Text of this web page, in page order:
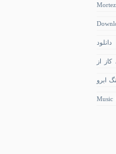
دانلود
از
ابرو
Music